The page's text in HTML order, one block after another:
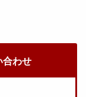
合わせ